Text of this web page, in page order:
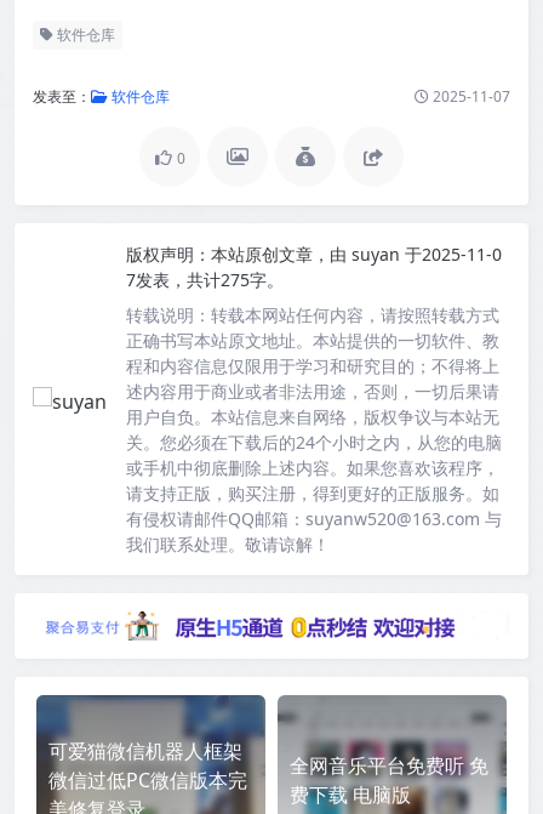
软件仓库
发表至： 软件仓库 2025-11-07
0
版权声明： 本站原创文章，由 suyan 于2025-11-0
7发表，共计275字。
转载说明： 转载本网站任何内容，请按照转载方式
正确书写本站原文地址。本站提供的一切软件、教
程和内容信息仅限用于学习和研究目的；不得将上
述内容用于商业或者非法用途，否则，一切后果请
用户自负。本站信息来自网络，版权争议与本站无
关。您必须在下载后的24个小时之内，从您的电脑
或手机中彻底删除上述内容。如果您喜欢该程序，
请支持正版，购买注册，得到更好的正版服务。如
有侵权请邮件QQ邮箱：suyanw520@163.com 与
我们联系处理。敬请谅解！
可爱猫微信机器人框架
微信过低PC微信版本完
全网音乐平台免费听 免
费下载 电脑版